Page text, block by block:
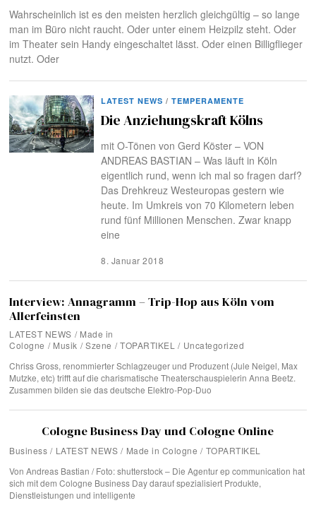
Wahrscheinlich ist es den meisten herzlich gleichgültig – so lange
man im Büro nicht raucht. Oder unter einem Heizpilz steht. Oder
im Theater sein Handy eingeschaltet lässt. Oder einen Billigflieger
nutzt. Oder
LATEST NEWS / TEMPERAMENTE
Die Anziehungskraft Kölns
mit O-Tönen von Gerd Köster – VON
ANDREAS BASTIAN – Was läuft in Köln
eigentlich rund, wenn ich mal so fragen darf?
Das Drehkreuz Westeuropas gestern wie
heute. Im Umkreis von 70 Kilometern leben
rund fünf Millionen Menschen. Zwar knapp
eine
8. Januar 2018
Interview: Annagramm – Trip-Hop aus Köln vom
Allerfeinsten
LATEST NEWS / Made in
Cologne / Musik / Szene / TOPARTIKEL / Uncategorized
Chriss Gross, renommierter Schlagzeuger und Produzent (Jule Neigel, Max
Mutzke, etc) trifft auf die charismatische Theaterschauspielerin Anna Beetz.
Zusammen bilden sie das deutsche Elektro-Pop-Duo
Cologne Business Day und Cologne Online
Business / LATEST NEWS / Made in Cologne / TOPARTIKEL
Von Andreas Bastian / Foto: shutterstock – Die Agentur ep communication hat
sich mit dem Cologne Business Day darauf spezialisiert Produkte,
Dienstleistungen und intelligente